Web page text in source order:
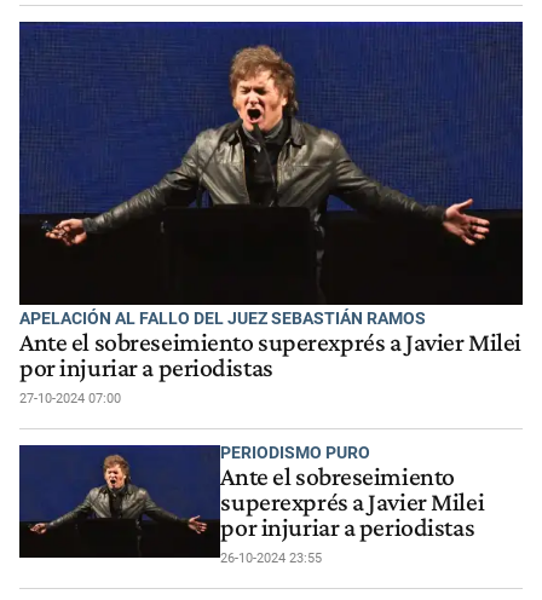
APELACIÓN AL FALLO DEL JUEZ SEBASTIÁN RAMOS
Ante el sobreseimiento superexprés a Javier Milei
por injuriar a periodistas
27-10-2024 07:00
PERIODISMO PURO
Ante el sobreseimiento
superexprés a Javier Milei
por injuriar a periodistas
26-10-2024 23:55